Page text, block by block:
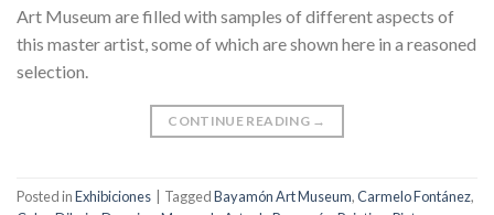
Art Museum are filled with samples of different aspects of
this master artist, some of which are shown here in a reasoned
selection.
CONTINUE READING →
Posted inExhibiciones TaggedBayamón Art Museum,Carmelo Fontánez,